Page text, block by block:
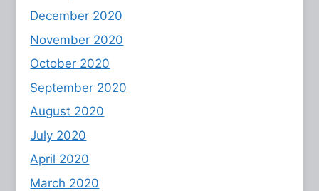
December 2020
November 2020
October 2020
September 2020
August 2020
July 2020
April 2020
March 2020